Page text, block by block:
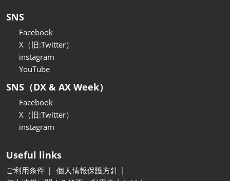
SNS
Facebook
X（旧:Twitter）
instagram
YouTube
SNS（DX & AX Week）
Facebook
X（旧:Twitter）
instagram
Useful links
ご利用条件
個人情報保護方針